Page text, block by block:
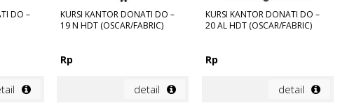
DO –
KURSI KANTOR DONATI DO –
19 N HDT (OSCAR/FABRIC)
Rp
detail
KURSI KANTOR DONATI DO –
20 AL HDT (OSCAR/FABRIC)
Rp
detail